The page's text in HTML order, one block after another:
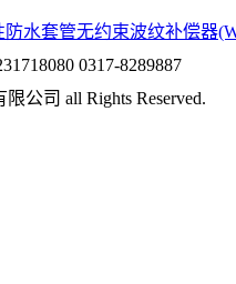
防水套管无约束波纹补偿器
0317-8289887
公司 all Rights Reserved.